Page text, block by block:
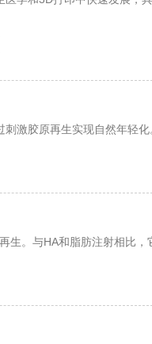
激胶原再生实现自然年轻
生。与HA和脂肪注射相比